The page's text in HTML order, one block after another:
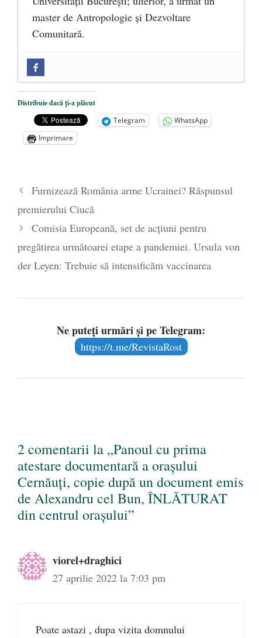
master de Antropologie și Dezvoltare
Comunitară.
Mănăstirea „Sfânta Ana” Rohia. Părintele
Nicolae Steinhardt, comemorat la 102 ani
de la naștere - 29 iulie 2024
„Carnea cultivată” în laborator, tot mai
Părintele mărturisitor Constantin
Distribuie dacă ți-a plăcut
Telegram
WhatsApp
Imprimare
Furnizează România arme Ucrainei? Răspunsul
premierului Ciucă
Comisia Europeană, set de acțiuni pentru
pregătirea următoarei etape a pandemiei. Ursula von
der Leyen: Trebuie să intensificăm vaccinarea
Ne puteți urmări și pe Telegram:
https://t.me/RevistaRost
2 comentarii la „Panoul cu prima
atestare documentară a orașului
Cernăuți, copie după un document emis
de Alexandru cel Bun, ÎNLĂTURAT
din centrul orașului”
viorel+draghici
27 aprilie 2022 la 7:03 pm
Poate astazi , dupa vizita domnului